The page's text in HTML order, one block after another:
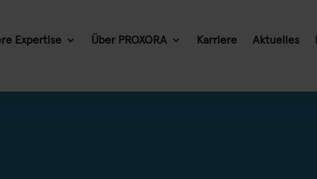
Expertise Über PROXORA Karriere Aktuelles